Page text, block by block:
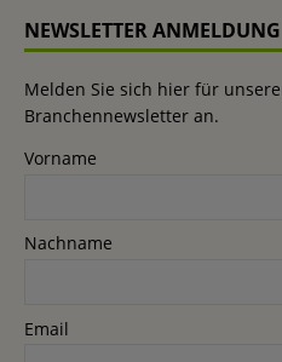
NEWSLETTER ANMELDUNG
Melden Sie sich hier für
Branchennewsletter an.
Vorname
Nachname
Email